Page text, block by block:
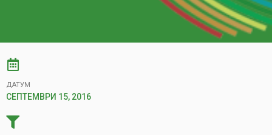
ДАТУМ
СЕПТЕМВРИ 15, 2016